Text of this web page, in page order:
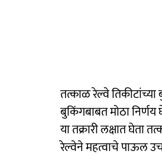
तत्काळ रेल्वे
बुकिंगबाबत मोठा
या तक्रारी लक्षात घेता
रेल्वेने महत्वाचे पाऊल